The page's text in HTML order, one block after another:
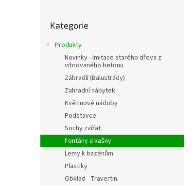
l
kategorie
Kategorie
Produkty
Novinky - Imitace starého dřeva z
vibrovaného betonu
Zábradlí (Balustrády)
Zahradní nábytek
Květinové nádoby
Podstavce
Sochy zvířat
Fontány a kašny
Lemy k bazénům
Plastiky
Obklad - Travertin